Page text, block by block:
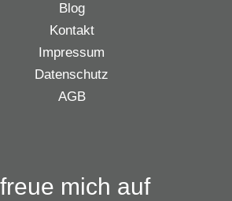
Blog
Kontakt
Impressum
Datenschutz
AGB
mich auf